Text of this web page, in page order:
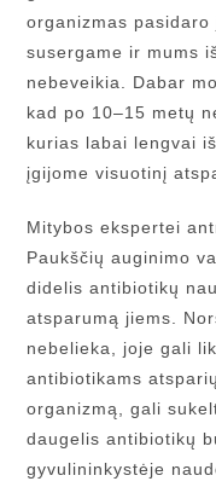
organizmas
susergame ir mums
nebeveikia. Dabar
kad po 10–15 metų
kurias labai lengvai
įgijome visuotinį
Mitybos ekspertei
Paukščių auginimo
didelis antibiotikų
atsparumą jiems.
nebelieka, joje gali
antibiotikams
organizmą, gali
daugelis antibiotikų
gyvulininkystėje